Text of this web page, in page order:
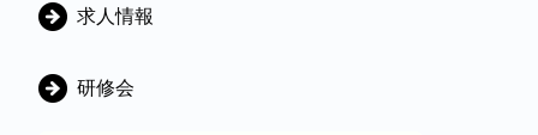
ー
求人情報
研修会